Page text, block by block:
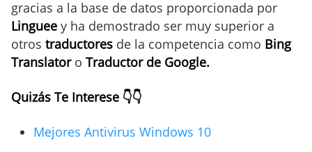
gracias a la base de datos proporcionada por
Linguee y ha demostrado ser muy superior a
otros traductores de la competencia como Bing
Translator o Traductor de Google.
Quizás Te Interese 👇👇
Mejores Antivirus Windows 10